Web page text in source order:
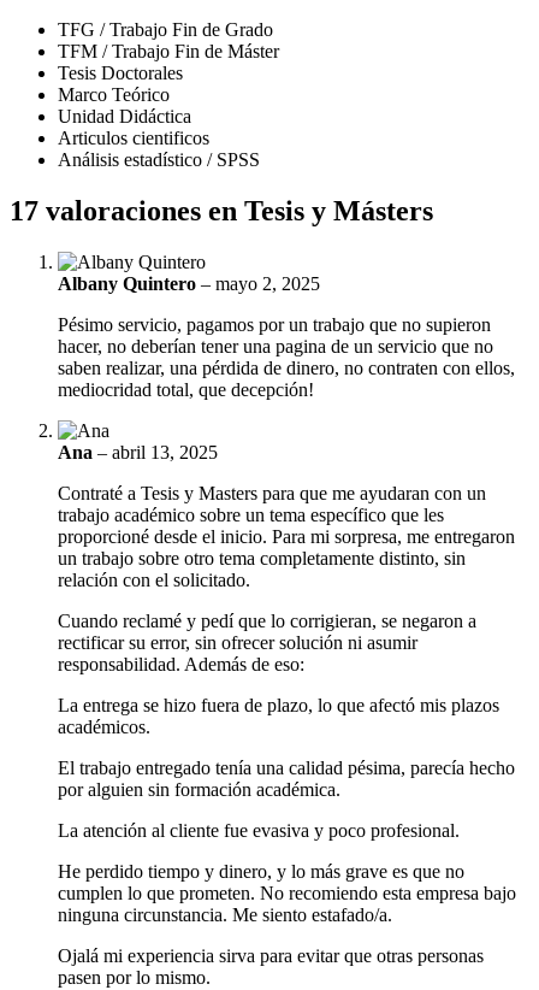
TFG / Trabajo Fin de Grado
TFM / Trabajo Fin de Máster
Tesis Doctorales
Marco Teórico
Unidad Didáctica
Articulos cientificos
Análisis estadístico / SPSS
17 valoraciones en Tesis y Másters
Albany Quintero – mayo 2, 2025
Pésimo servicio, pagamos por un trabajo que no supieron
hacer, no deberían tener una pagina de un servicio que no
saben realizar, una pérdida de dinero, no contraten con ellos,
mediocridad total, que decepción!
Ana – abril 13, 2025
Contraté a Tesis y Masters para que me ayudaran con un
trabajo académico sobre un tema específico que les
proporcioné desde el inicio. Para mi sorpresa, me entregaron
un trabajo sobre otro tema completamente distinto, sin
relación con el solicitado.
Cuando reclamé y pedí que lo corrigieran, se negaron a
rectificar su error, sin ofrecer solución ni asumir
responsabilidad. Además de eso:
La entrega se hizo fuera de plazo, lo que afectó mis plazos
académicos.
El trabajo entregado tenía una calidad pésima, parecía hecho
por alguien sin formación académica.
La atención al cliente fue evasiva y poco profesional.
He perdido tiempo y dinero, y lo más grave es que no
cumplen lo que prometen. No recomiendo esta empresa bajo
ninguna circunstancia. Me siento estafado/a.
Ojalá mi experiencia sirva para evitar que otras personas
pasen por lo mismo.